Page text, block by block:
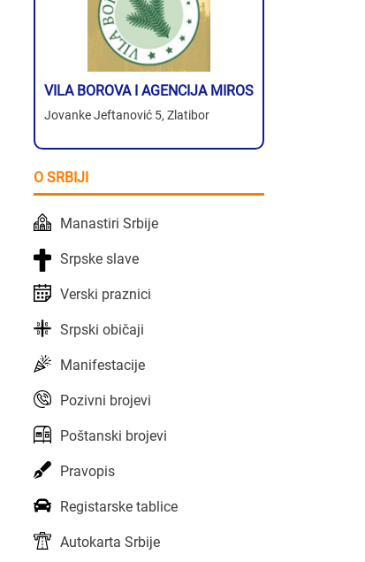
VILA BOROVA I AGENCIJA MIROS
Jovanke Jeftanović 5, Zlatibor
O SRBIJI
Manastiri Srbije
Srpske slave
Verski praznici
Srpski običaji
Manifestacije
Pozivni brojevi
Poštanski brojevi
Pravopis
Registarske tablice
Autokarta Srbije